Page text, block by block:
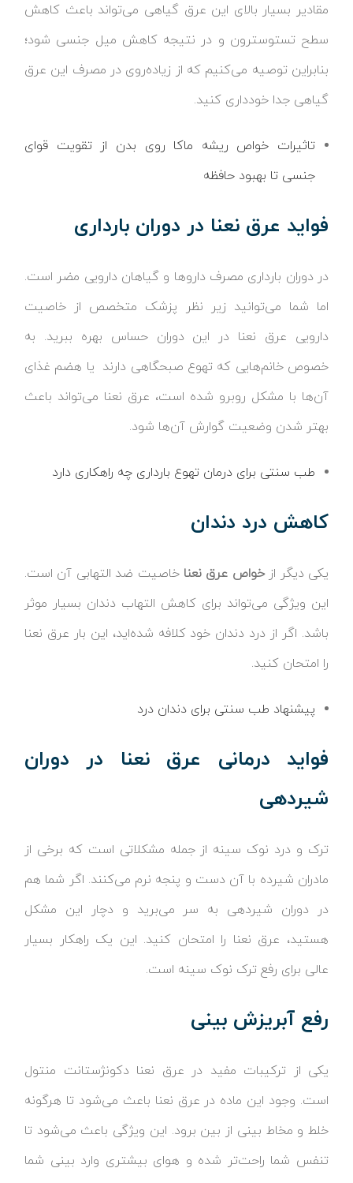
مقادیر بسیار بالای این عرق گیاهی می‌تواند باعث کاهش
سطح تستوسترون و در نتیجه کاهش میل جنسی شود؛
بنابراین توصیه می‌کنیم که از زیاده‌روی در مصرف این عرق
گیاهی جدا خودداری کنید.
تاثیرات خواص ریشه ماکا روی بدن از تقویت قوای
جنسی تا بهبود حافظه
فواید عرق نعنا در دوران بارداری
در دوران بارداری مصرف داروها و گیاهان دارویی مضر است.
اما شما می‌توانید زیر نظر پزشک متخصص از خاصیت
دارویی عرق نعنا در این دوران حساس بهره ببرید. به
خصوص خانم‌هایی که تهوع صبحگاهی دارند یا هضم غذای
آن‌ها با مشکل روبرو شده است، عرق نعنا می‌تواند باعث
بهتر شدن وضعیت گوارش آن‌ها شود.
طب سنتی برای درمان تهوع بارداری چه راهکاری دارد
کاهش درد دندان
یکی دیگر ازخواص عرق نعنا خاصیت ضد التهابی آن است.
این ویژگی می‌تواند برای کاهش التهاب دندان بسیار موثر
باشد. اگر از درد دندان خود کلافه شده‌اید، این بار عرق نعنا
را امتحان کنید.
پیشنهاد طب سنتی برای دندان درد
فواید درمانی عرق نعنا در دوران
شیردهی
ترک و درد نوک سینه از جمله مشکلاتی است که برخی از
مادران شیرده با آن دست و پنجه نرم می‌کنند. اگر شما هم
در دوران شیردهی به سر می‌برید و دچار این مشکل
هستید، عرق نعنا را امتحان کنید. این یک راهکار بسیار
عالی برای رفع ترک نوک سینه است.
رفع آبریزش بینی
یکی از ترکیبات مفید در عرق نعنا دکونژستانت منتول
است. وجود این ماده در عرق نعنا باعث می‌شود تا هرگونه
خلط و مخاط بینی از بین برود. این ویژگی باعث می‌شود تا
تنفس شما راحت‌تر شده و هوای بیشتری وارد بینی شما